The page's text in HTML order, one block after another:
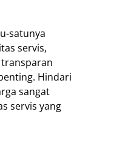
satunya
servis,
Hindari
sangat
servis yang